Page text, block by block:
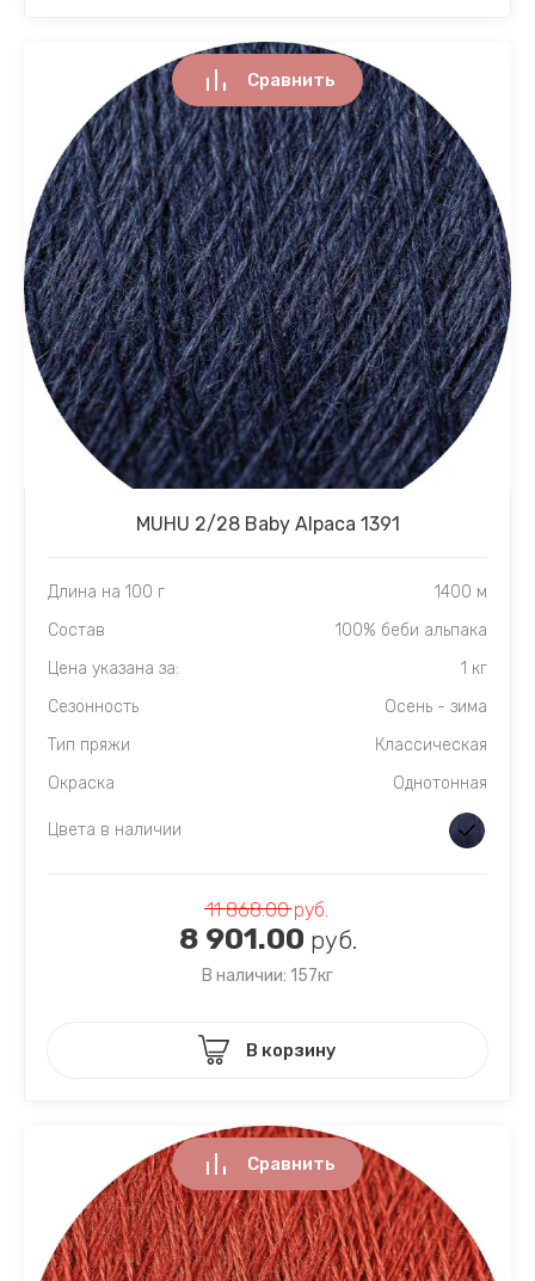
MUHU 2/28 Baby Alpaca 1391
Сравнить
Длина на 100 г
1400 м
Состав
100% беби альпака
Цена указана за:
1 кг
Сезонность
Осень - зима
Тип пряжи
Классическая
Окраска
Однотонная
Цвета в наличии
11 868.00руб.
8 901.00 руб.
В наличии: 157кг
В корзину
Сравнить